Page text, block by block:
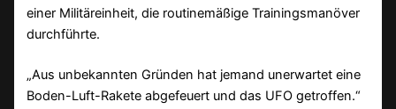
einer Militäreinheit, die routinemäßige Trainingsmanöver
durchführte.
„Aus unbekannten Gründen hat jemand unerwartet eine
Boden-Luft-Rakete abgefeuert und das UFO getroffen.“